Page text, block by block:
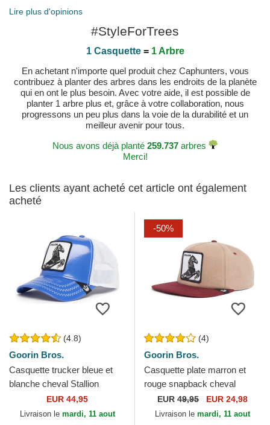
Lire plus d'opinions
#StyleForTrees
1 Casquette= 1 Arbre
En achetant n'importe quel produit chez Caphunters, vous
contribuez à planter des arbres dans les endroits de la planète
qui en ont le plus besoin. Avec votre aide, il est possible de
planter 1 arbre plus et, grâce à votre collaboration, nous
progressons un peu plus dans la voie de la durabilité et un
meilleur avenir pour tous.
Nous avons déjà planté 259.737 arbres
Merci!
Les clients ayant acheté cet article ont également
acheté
(4.8)
Goorin Bros.
Casquette trucker bleue et
blanche cheval Stallion
Horsepower Puff Patent The
Farm Goorin Bros.
EUR 44,95
Livraison le mardi, 11 aout
-50%
(4)
Goorin Bros.
Casquette plate marron et
rouge snapback cheval
Stallion Free Rider The Farm
Flats Goorin Bros.
EUR 49,95 EUR 24,98
Livraison le mardi, 11 aout